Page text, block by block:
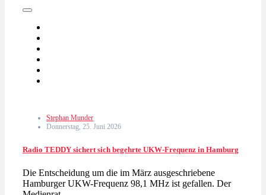
Stephan Munder
Donnerstag, 25. Juni 2026
Radio TEDDY sichert sich begehrte UKW-Frequenz in Hamburg
Die Entscheidung um die im März ausgeschriebene
Hamburger UKW-Frequenz 98,1 MHz ist gefallen. Der